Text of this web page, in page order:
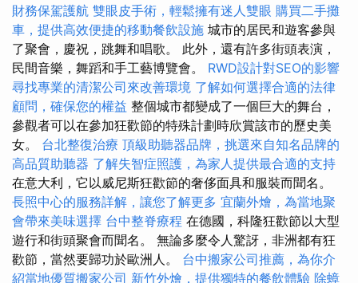
財務保駕護航 雙眼皮手術，輕鬆擁有迷人雙眼 購買二手攤
車，提供高效便捷的移動餐飲設施 城市的居民和遊客參與
了聚會，慶祝，跳舞和唱歌。 此外，還有許多街頭表演，
民間音樂，舞蹈和手工藝博覽會。 RWD設計對SEO的影響
尋找專業的清潔公司來改善環境 了解如何選擇合適的法律
顧問，確保您的權益 整個城市都變成了一個巨大的舞台，
參觀者可以在參加狂歡節的特殊計劃時欣賞該市的歷史美
女。 台北整復治療 頂級助聽器品牌，挑選來自知名品牌的
高品質助聽器 了解失智症照護，為家人提供最合適的支持
在意大利，它以威尼斯狂歡節的奢侈面具和服裝而聞名。
長照中心的服務詳解，讓您了解更多 宜蘭外燴，為當地聚
會帶來美味選擇 台中整脊療程 在德國，科隆狂歡節以大型
遊行和街頭聚會而聞名。 無論多麼令人驚訝，非洲都有狂
歡節，當然要歸功於歐洲人。 台中搬家公司推薦，為你介
紹當地優質搬家公司 新竹外燴，提供獨特的餐飲體驗 除蟑